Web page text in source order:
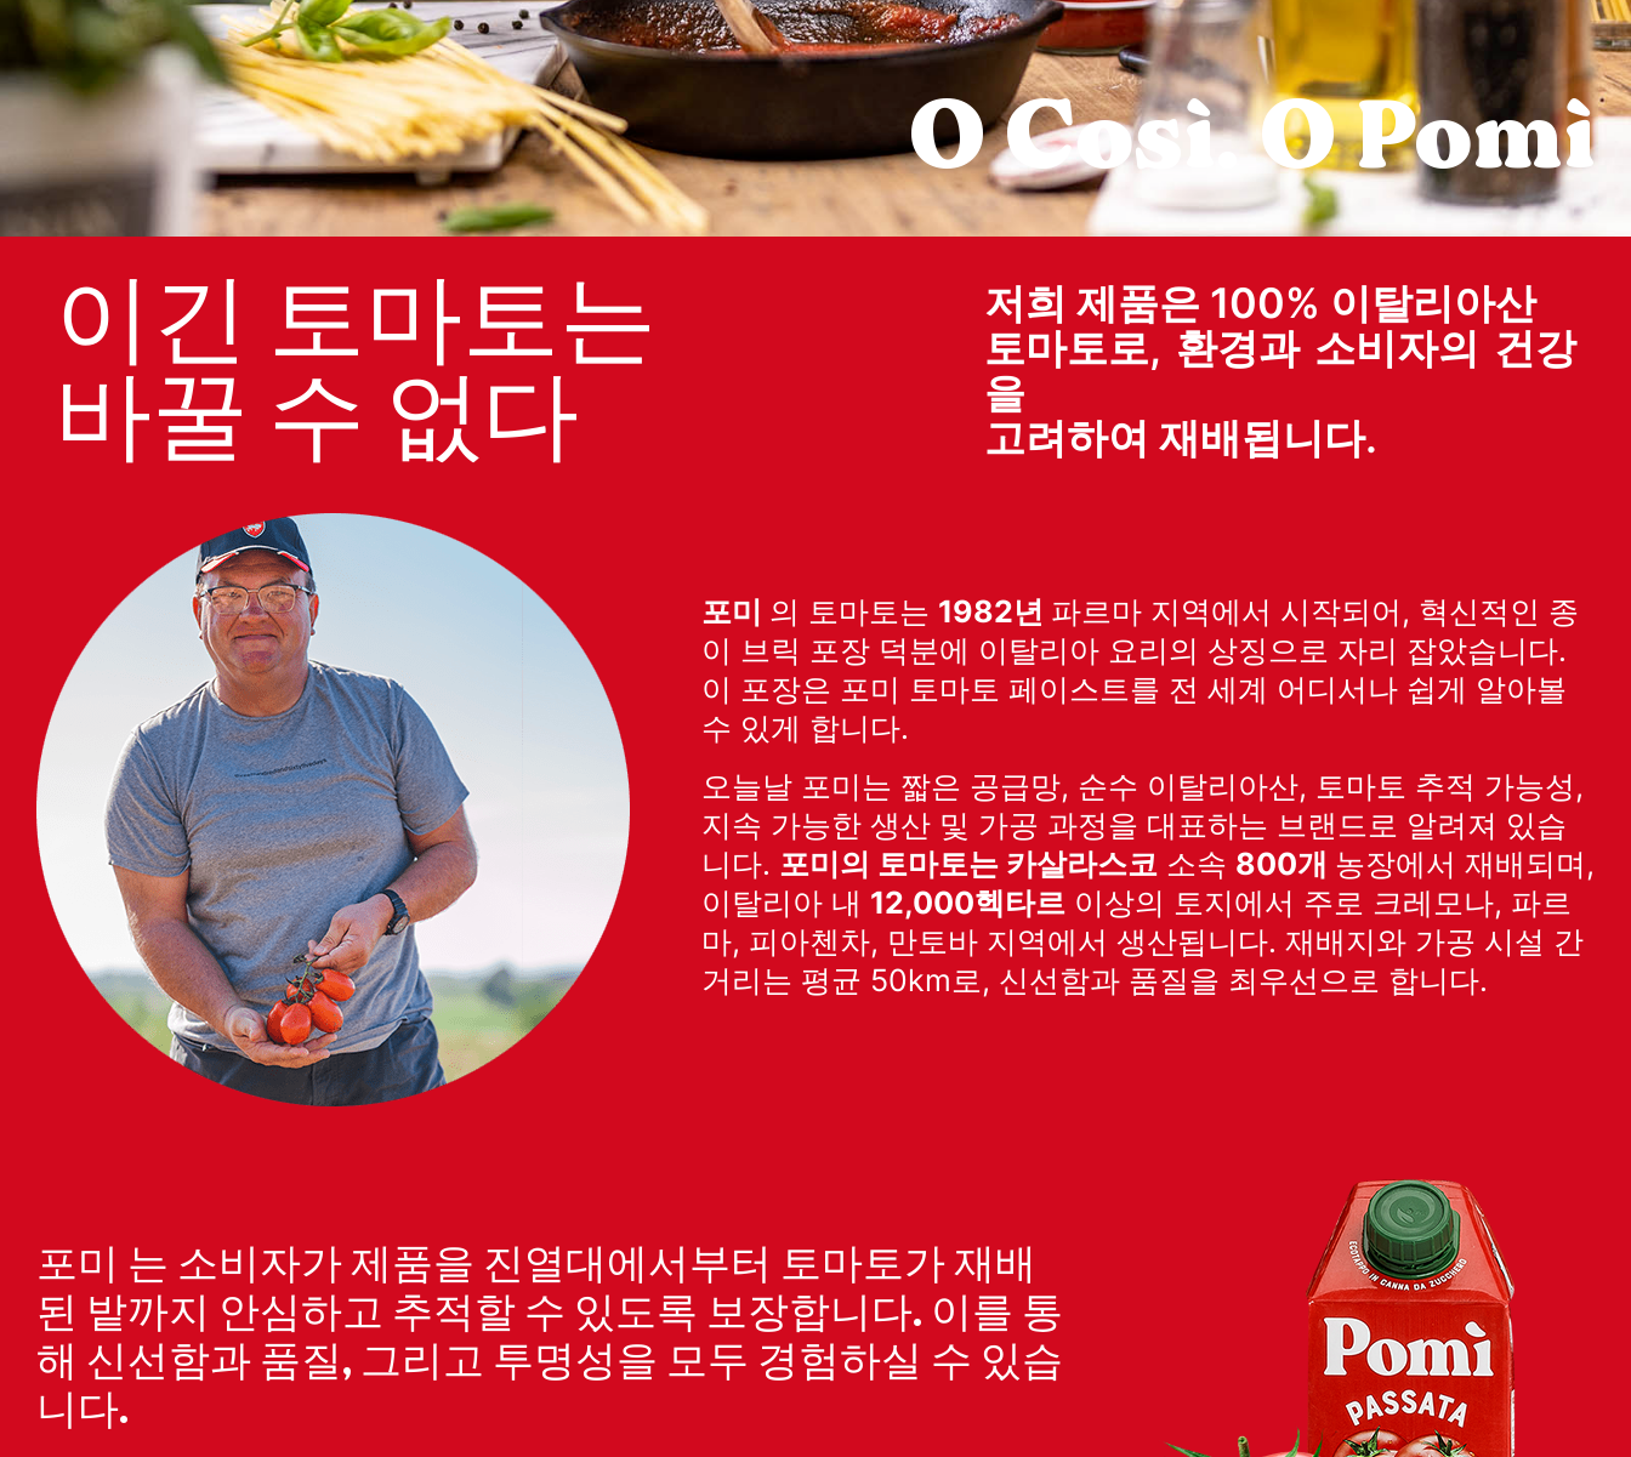
O Così. O Pomì
이긴 토마토는
바꿀 수 없다
저희 제품은 100% 이탈리아산
토마토로, 환경과 소비자의 건강
을
고려하여 재배됩니다.
포미 의 토마토는 1982년 파르마 지역에서 시작되어, 혁신적인 종
이 브릭 포장 덕분에 이탈리아 요리의 상징으로 자리 잡았습니다.
이 포장은 포미 토마토 페이스트를 전 세계 어디서나 쉽게 알아볼
수 있게 합니다.
오늘날 포미는 짧은 공급망, 순수 이탈리아산, 토마토 추적 가능성,
지속 가능한 생산 및 가공 과정을 대표하는 브랜드로 알려져 있습
니다. 포미의 토마토는 카살라스코소속 800개 농장에서 재배되며,
이탈리아 내 12,000헥타르이상의 토지에서 주로 크레모나, 파르
마, 피아첸차, 만토바 지역에서 생산됩니다. 재배지와 가공 시설 간
거리는 평균 50km로, 신선함과 품질을 최우선으로 합니다.
포미 는 소비자가 제품을 진열대에서부터 토마토가 재배
된 밭까지 안심하고 추적할 수 있도록 보장합니다. 이를 통
해 신선함과 품질, 그리고 투명성을 모두 경험하실 수 있습
니다.